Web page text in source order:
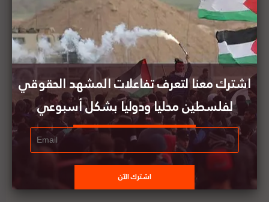
إسرائيل تطلب من الولايات المتحدة مليار دولار
مساعدات عسكرية عاجلة
أعضاء في مجلس الشيوخ الأميركي يطالبون بإدخال
المساعدات إلى غزة
اشترك معنا لتعرف تفاعلات المشهد الحقوقي
لفلسطين محليا ودوليا بشكل أسبوعي